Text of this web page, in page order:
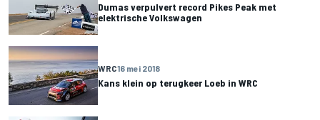
Dumas verpulvert record Pikes Peak met
elektrische Volkswagen
WRC16 mei 2018
Kans klein op terugkeer Loeb in WRC